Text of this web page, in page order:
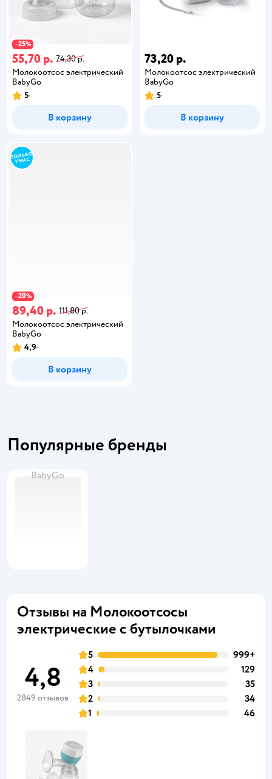
−25%
55,70 р. 74,30 р.
Молокоотсос электрический
BabyGo
5
В корзину
73,20 р.
Молокоотсос электрический
BabyGo
5
В корзину
−20%
89,40 р. 111,80 р.
Молокоотсос электрический
BabyGo
4,9
В корзину
Популярные бренды
BabyGo
Отзывы на Молокоотсосы
электрические с бутылочками
4,8
2849 отзывов
5
999+
4
129
3
35
2
34
1
46